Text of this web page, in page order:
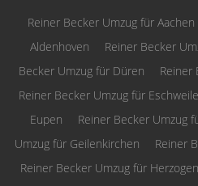
Reiner Becker Umzug für Aachen
Aldenhoven
Reiner Becker
Becker Umzug für Düren
Reiner
Reiner Becker Umzug für
Eupen
Reiner Becker Umzug
Umzug für Geilenkirchen
Reiner
Reiner Becker Umzug für